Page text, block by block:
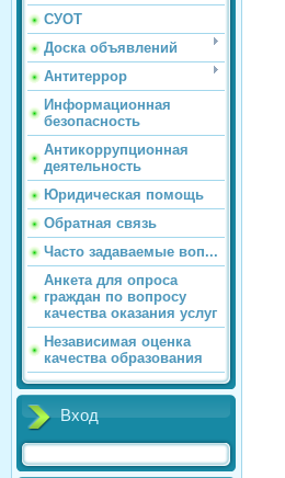
СУОТ
Доска объявлений
Антитеррор
Информационная
безопасность
Антикоррупционная
деятельность
Юридическая помощь
Обратная связь
Часто задаваемые воп...
Анкета для опроса
граждан по вопросу
качества оказания услуг
Независимая оценка
качества образования
Вход